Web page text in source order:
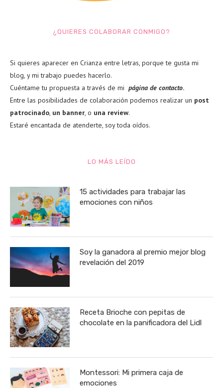
¿QUIERES COLABORAR CONMIGO?
Si quieres aparecer en Crianza entre letras, porque te gusta mi
blog, y mi trabajo puedes hacerlo.
Cuéntame tu propuesta a través de mi página de contacto.
Entre las posibilidades de colaboración podemos realizar un post
patrocinado un banner , o una review.
Estaré encantada de atenderte, soy toda oídos.
LO MÁS LEÍDO
15 actividades para trabajar las
emociones con niños
Soy la ganadora al premio mejor blog
revelación del 2019
Receta Brioche con pepitas de
chocolate en la panificadora del Lidl
Montessori: Mi primera caja de
emociones